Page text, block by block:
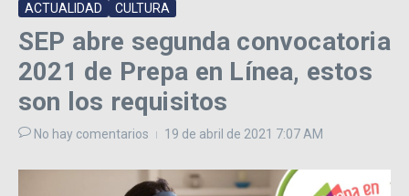
ACTUALIDAD CULTURA
SEP abre segunda convocatoria
2021 de Prepa en Línea, estos
son los requisitos
No hay comentarios 19 de abril de 2021 7:07 AM